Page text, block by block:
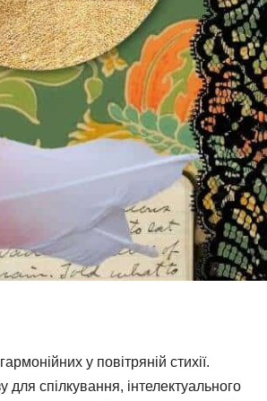
у повітряній стихії.
спілкування, інтелектуального